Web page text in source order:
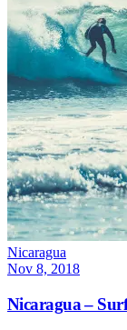
Nicaragua
Nov 8, 2018
Nicaragua –